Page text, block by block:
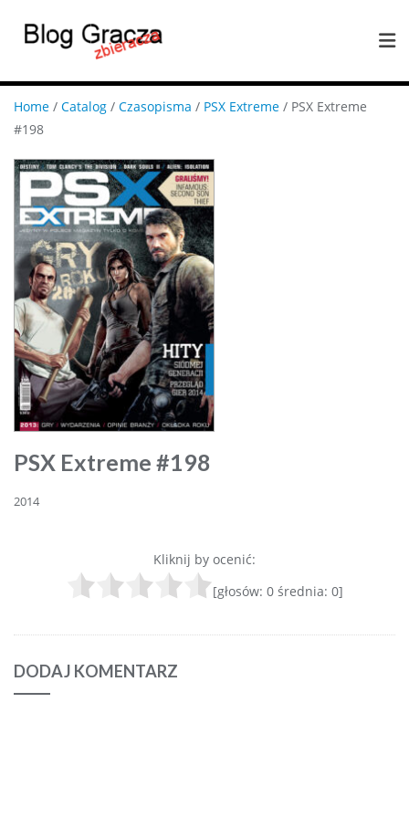
Home / Catalog / Czasopisma / PSX Extreme / PSX Extreme
#198
PSX Extreme #198
2014
Kliknij by ocenić:
[głosów: 0średnia: 0]
DODAJ KOMENTARZ